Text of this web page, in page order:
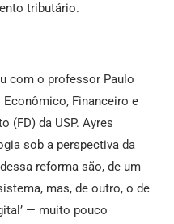
tributário.
com o professor Paulo
Financeiro e
(FD) da USP. Ayres
sob a perspectiva da
reforma são, de um
mas, de outro, o de
— muito pouco